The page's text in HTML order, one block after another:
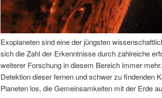
I
h
e
I
Exoplaneten sind eine der jüngsten
sich die Zahl der Erkenntnisse durch zahlreiche
weiterer Forschung in diesem Bereich immer
Detektion dieser fernen und schwer zu findenden
Planeten los, die Gemeinsamkeiten mit der Erde